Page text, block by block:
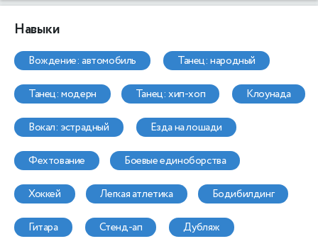
Навыки
вождение: автомобиль танец: народный
танец: модерн танец: хип-хоп клоунада
вокал: эстрадный езда на лошади
фехтование боевые единоборства
хоккей легкая атлетика бодибилдинг
гитара стенд-ап дубляж